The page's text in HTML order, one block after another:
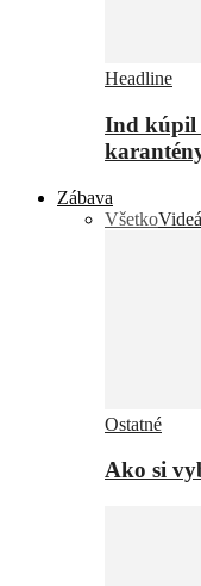
Headline
Ind kúpil
Zábava
VšetkoVideá
Ostatné
Ako si